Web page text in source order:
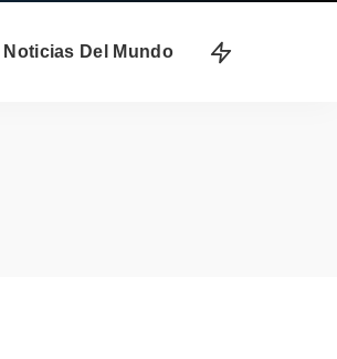
Noticias Del Mundo